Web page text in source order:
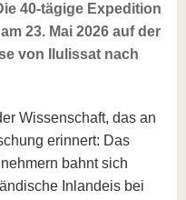
40-tägige Expedition
23. Mai 2026 auf der
von Ilulissat nach
Wissenschaft, das an
erinnert: Das
bahnt sich
Inlandeis bei